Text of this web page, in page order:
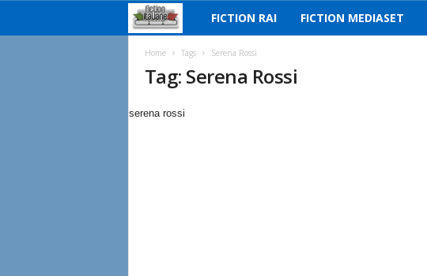
c
FICTION RAI FICTION MEDIASET
Home Tags Serena Rossi
Tag: Serena Rossi
serena rossi